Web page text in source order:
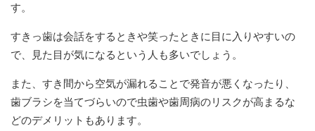
す。
すきっ歯は会話をするときや笑ったときに目に入りやすいの
で、見た目が気になるという人も多いでしょう。
また、すき間から空気が漏れることで発音が悪くなったり、
歯ブラシを当てづらいので虫歯や歯周病のリスクが高まるな
どのデメリットもあります。